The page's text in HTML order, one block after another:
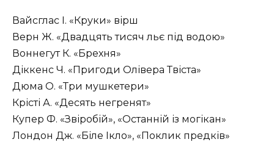
Вайсглас І. «Круки» вірш
Верн Ж. «Двадцять тисяч льє під водою»
Воннегут К. «Брехня»
Діккенс Ч. «Пригоди Олівера Твіста»
Дюма О. «Три мушкетери»
Крісті А. «Десять негренят»
Купер Ф. «Звіробій», «Останній із могікан»
Лондон Дж. «Біле Ікло», «Поклик предків»